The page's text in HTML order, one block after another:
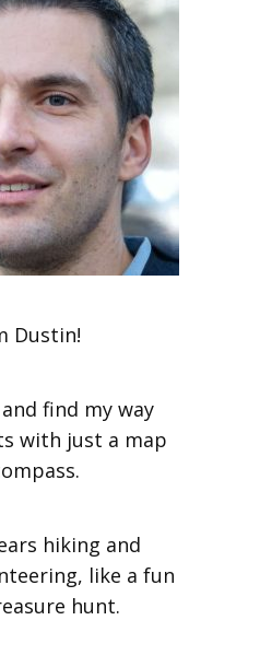
Dustin!
find my way
with just a map
hiking and
like a fun
hunt.